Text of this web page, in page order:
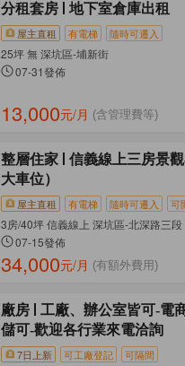
分租套房 地下室倉庫出租
屋主直租 有電梯 隨時可遷入
25坪 無 深坑區-埔新街
07-31發佈
13,000元/月 (含管理費等)
整層住家
信義線上三房景
大車位）
屋主直租 有電梯 隨時可遷入 可
3房/40坪 信義線上 深坑區-北深路三段
07-15發佈
34,000元/月 (有額外費用)
廠房
工廠、辦公室皆可-電
儲可-歡迎各行業來電洽詢
7日上新 可工廠登記 可隔間